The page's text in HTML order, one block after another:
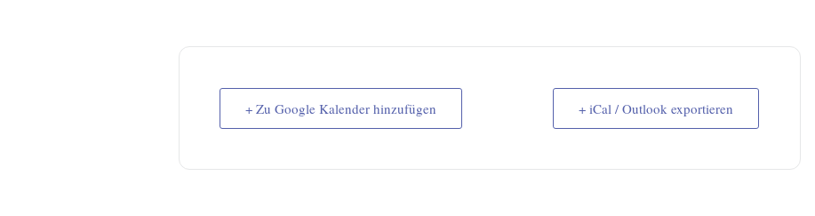
+ Zu Google Kalender hinzufügen + iCal / Outlook exportieren